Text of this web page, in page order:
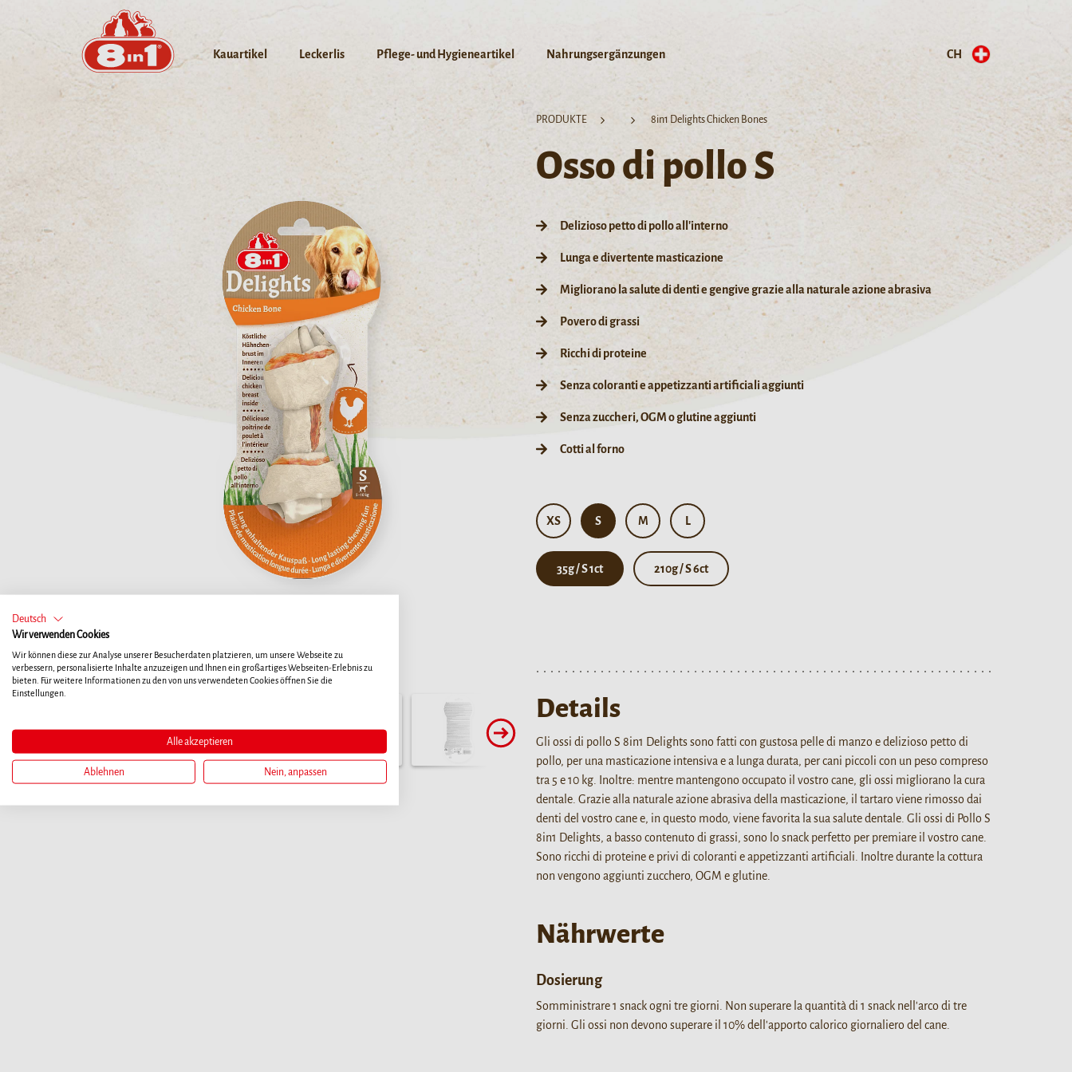
Kauartikel Leckerlis Pflege- und Hygieneartikel Nahrungsergänzungen CH
PRODUKTE 8in1 Delights Chicken Bones
Osso di pollo S
Delizioso petto di pollo all'interno
Lunga e divertente masticazione
Migliorano la salute di denti e gengive grazie alla naturale azione abrasiva
Povero di grassi
Ricchi di proteine
Senza coloranti e appetizzanti artificiali aggiunti
Senza zuccheri, OGM o glutine aggiunti
Cotti al forno
XS S M L
35g / S 1ct 210g / S 6ct
Details
Gli ossi di pollo S 8in1 Delights sono fatti con gustosa pelle di manzo e delizioso petto di
pollo, per una masticazione intensiva e a lunga durata, per cani piccoli con un peso compreso
tra 5 e 10 kg. Inoltre: mentre mantengono occupato il vostro cane, gli ossi migliorano la cura
dentale. Grazie alla naturale azione abrasiva della masticazione, il tartaro viene rimosso dai
denti del vostro cane e, in questo modo, viene favorita la sua salute dentale. Gli ossi di Pollo S
8in1 Delights, a basso contenuto di grassi, sono lo snack perfetto per premiare il vostro cane.
Sono ricchi di proteine e privi di coloranti e appetizzanti artificiali. Inoltre durante la cottura
non vengono aggiunti zucchero, OGM e glutine.
Nährwerte
Dosierung
Somministrare 1 snack ogni tre giorni. Non superare la quantità di 1 snack nell'arco di tre
giorni. Gli ossi non devono superare il 10% dell'apporto calorico giornaliero del cane.
Deutsch
Wir verwenden Cookies
Wir können diese zur Analyse unserer Besucherdaten platzieren, um unsere Webseite zu
verbessern, personalisierte Inhalte anzuzeigen und Ihnen ein großartiges Webseiten-Erlebnis zu
bieten. Für weitere Informationen zu den von uns verwendeten Cookies öffnen Sie die
Einstellungen.
Alle akzeptieren
Ablehnen Nein, anpassen